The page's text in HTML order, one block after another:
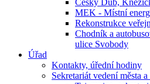
Český Dub,
MEK - Místní
Rekonstrukce
Chodník a
ulice Svobody
Úřad
Kontakty, úřední hodiny
Sekretariát vedení města